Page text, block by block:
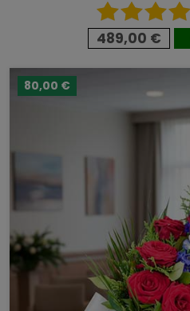
489,00 €
80,00 €